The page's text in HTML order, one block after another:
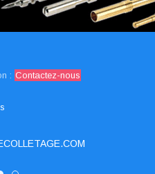
: Contactez-nous